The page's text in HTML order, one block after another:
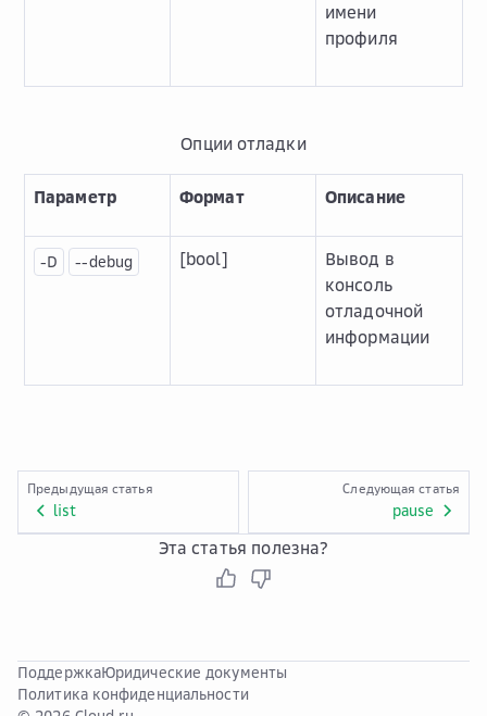
имени
профиля
Опции отладки
Параметр Формат Описание
-D --debug [bool]
Вывод в
консоль
отладочной
информации
Предыдущая статья
list
Следующая статья
pause
Эта статья полезна?
ПоддержкаЮридические документы
Политика конфиденциальности